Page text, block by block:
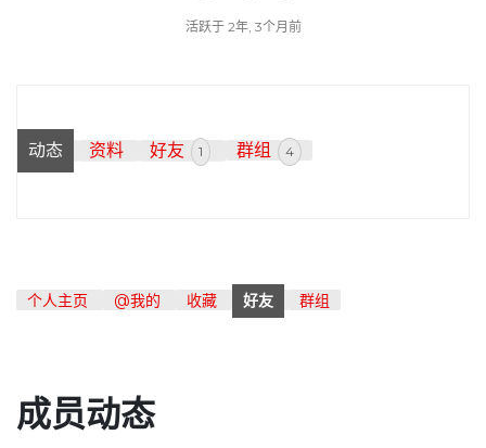
活跃于 2年, 3个月前
动态 资料 好友 1 群组 4
个人主页 @我的 收藏 好友 群组
成员动态